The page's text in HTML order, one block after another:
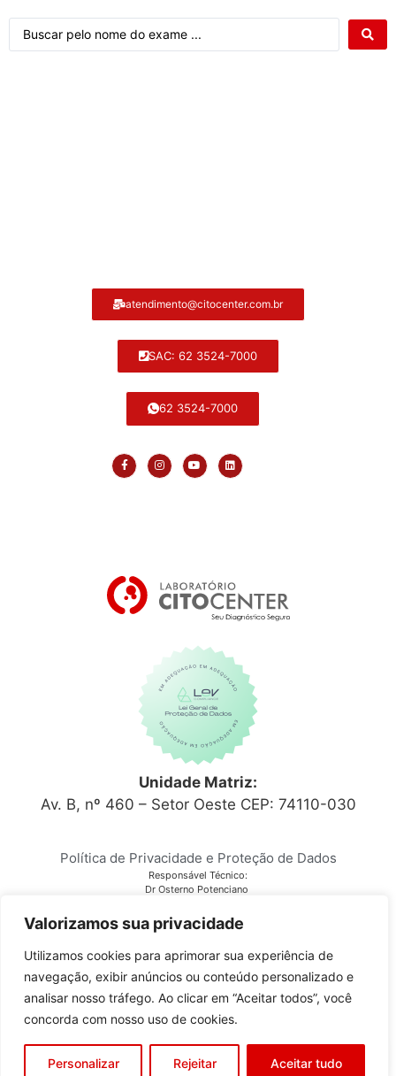
Valorizamos sua privacidade
Utilizamos cookies para aprimorar sua experiência de
navegação, exibir anúncios ou conteúdo personalizado e
analisar nosso tráfego. Ao clicar em “Aceitar todos”, você
concorda com nosso uso de cookies.
Personalizar Rejeitar Aceitar tudo
atendimento@citocenter.com.br
SAC: 62 3524-7000
62 3524-7000
Unidade Matriz:
Av. B, nº 460 – Setor Oeste CEP: 74110-030
Política de Privacidade e Proteção de Dados
Responsável Técnico:
Dr Osterno Potenciano
Laboratório Citocenter
CNPJ 03.810.678/0001-28
Copyright © 2023Citocenter. Todos os direitos reservados.
Desenvolvido porGO!Sites